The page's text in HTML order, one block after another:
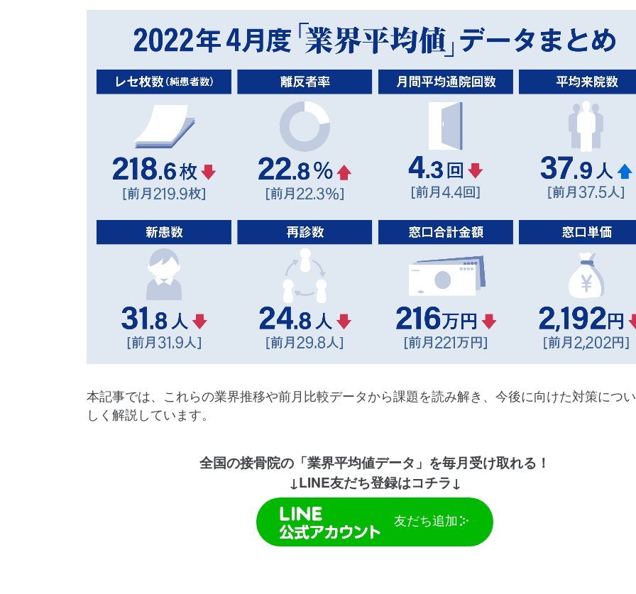
本記事では、これらの業界推移や前月比較データから課題を読み解き、今後に向けた対策につ
しく解説しています。
全国の接骨院の 「業界平均値データ」を毎月受け取れる！
↓LINE友だち登録はコチラ↓
友だち追加